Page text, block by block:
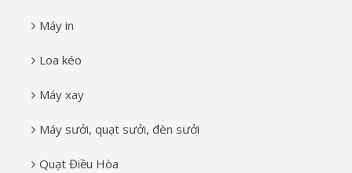
Máy in
Loa kéo
Máy xay
Máy sưởi, quạt sưởi, đèn sưởi
Quạt Điều Hòa